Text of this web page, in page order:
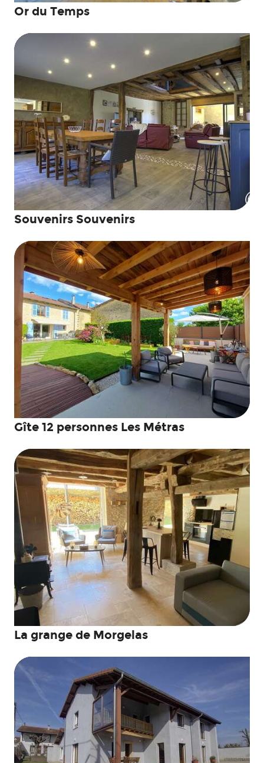
Or du Temps
Souvenirs Souvenirs
Gîte 12 personnes Les Métras
La grange de Morgelas